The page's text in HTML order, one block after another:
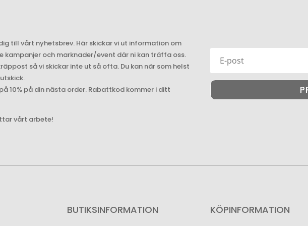
till vårt nyhetsbrev. Här skickar vi ut information om
kampanjer och marknader/event där ni kan träffa oss.
så vi skickar inte ut så ofta. Du kan när som helst
10% på din nästa order. Rabattkod kommer i ditt
vårt arbete!
BUTIKSINFORMATION KÖPINFORMATION